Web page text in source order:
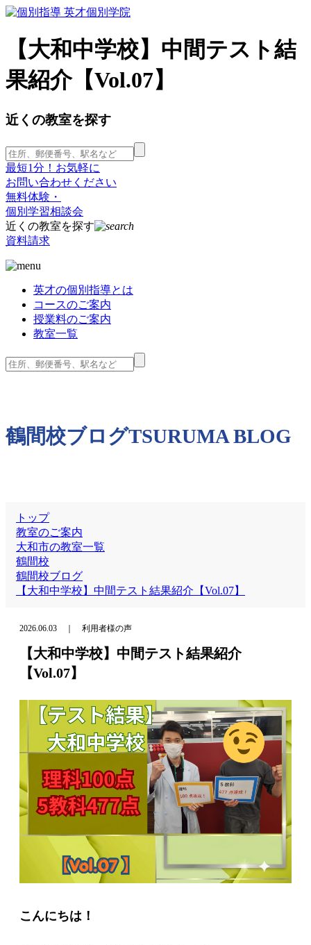
【大和中学校】中間テスト結
果紹介【Vol.07】
近くの教室を探す
最短1分！お気軽に
お問い合わせください
無料体験・
個別学習相談会
近くの教室を探す
資料請求
英才の個別指導とは
コースのご案内
授業料のご案内
教室一覧
鶴間校ブログTSURUMA BLOG
トップ
教室のご案内
大和市の教室一覧
鶴間校
鶴間校ブログ
【大和中学校】中間テスト結果紹介【Vol.07】
2026.06.03 ｜ 利用者様の声
【大和中学校】中間テスト結果紹介
【Vol.07】
こんにちは！